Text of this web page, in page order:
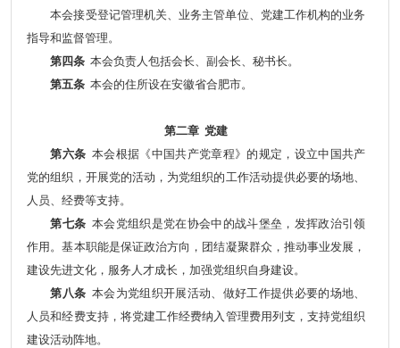
本会接受登记管理机关、业务主管单位、党建工作机构的业务
指导和监督管理。
第四条 本会负责人包括会长、副会长、秘书长。
第五条 本会的住所设在安徽省合肥市。
第二章 党建
第六条 本会根据《中国共产党章程》的规定，设立中国共产
党的组织，开展党的活动，为党组织的工作活动提供必要的场地、
人员、经费等支持。
第七条 本会党组织是党在协会中的战斗堡垒，发挥政治引领
作用。基本职能是保证政治方向，团结凝聚群众，推动事业发展，
建设先进文化，服务人才成长，加强党组织自身建设。
第八条 本会为党组织开展活动、做好工作提供必要的场地、
人员和经费支持，将党建工作经费纳入管理费用列支，支持党组织
建设活动阵地。